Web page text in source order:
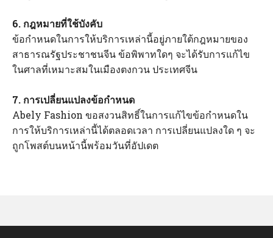
6. กฎหมายที่ใช้บังคับ
ข้อกำหนดในการให้บริการเหล่านี้อยู่ภายใต้กฎหมายของ
สาธารณรัฐประชาชนจีน ข้อพิพาทใดๆ จะได้รับการแก้ไข
ในศาลที่เหมาะสมในเมืองตงกวน ประเทศจีน
7. การเปลี่ยนแปลงข้อกำหนด
Abely Fashion ขอสงวนสิทธิ์ในการแก้ไขข้อกำหนดใน
การให้บริการเหล่านี้ได้ตลอดเวลา การเปลี่ยนแปลงใด ๆ จะ
ถูกโพสต์บนหน้านี้พร้อมวันที่อัปเดต